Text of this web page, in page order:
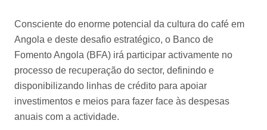
Consciente do enorme potencial da cultura do café em
Angola e deste desafio estratégico, o Banco de
Fomento Angola (BFA) irá participar activamente no
processo de recuperação do sector, definindo e
disponibilizando linhas de crédito para apoiar
investimentos e meios para fazer face às despesas
anuais com a actividade.